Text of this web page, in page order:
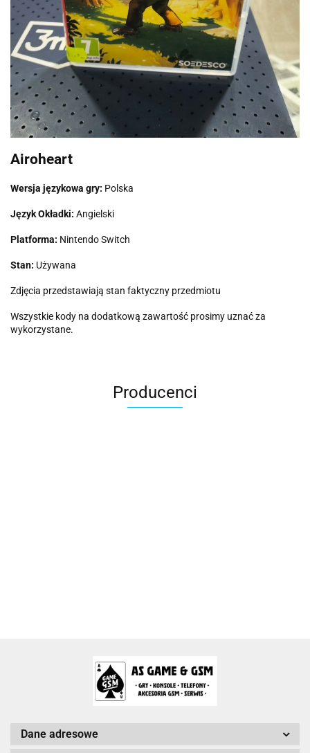
Airoheart
Wersja językowa gry: Polska
Język Okładki: Angielski
Platforma: Nintendo Switch
Stan: Używana
Zdjęcia przedstawiają stan faktyczny przedmiotu
Wszystkie kody na dodatkową zawartość prosimy uznać za
wykorzystane.
Producenci
Arc System Works Europe
Dane adresowe